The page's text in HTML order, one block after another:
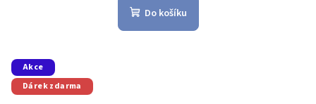
Do košíku
Akce
Dárek zdarma